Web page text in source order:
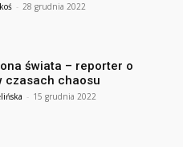
- 28 grudnia 2022
świata – reporter o
czasach chaosu
- 15 grudnia 2022